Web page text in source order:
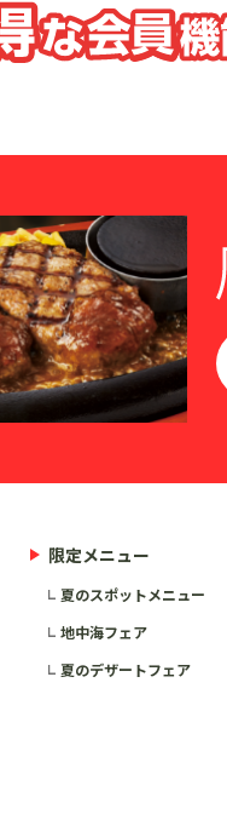
限定メニュー
夏のスポットメニュー
地中海フェア
夏のデザートフェア